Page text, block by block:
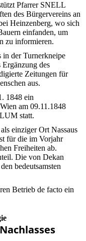
Pfarrer SNELL
des Bürgervereins an
Heinzenberg, wo sich
einfanden, um
zu informieren.
in der Turnerkneipe
des
Zeitungen für
aus.
1848 ein
am 09.11.1848
statt.
einziger Ort Nassaus
für die im Vorjahr
Freiheiten ab.
Die von Dekan
bedeutsamsten
Betrieb de facto ein